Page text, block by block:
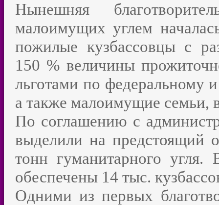
Нынешняя
малоимущих углем
пожилые кузбассовцы с
150 % величины
льготами по федеральному
а также малоимущие семьи,
По соглашению с
выделили на предстоящий
тонн гуманитарного угля.
обеспечены 14 тыс.
Одними из первых